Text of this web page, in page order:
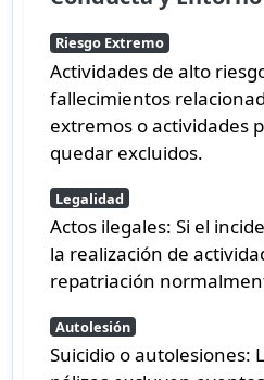
Riesgo Extremo
Actividades de alto
fallecimientos
extremos o actividades
quedar excluidos.
Legalidad
Actos ilegales: Si el
la realización de
repatriación
Autolesión
Suicidio o autolesiones: